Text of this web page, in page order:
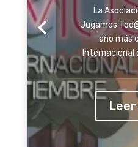
La
Jugamos
año más
Internacional